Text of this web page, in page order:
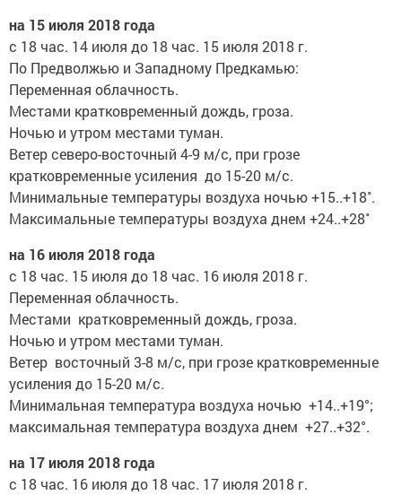
на 15 июля 2018 года
с 18 час. 14 июля до 18 час. 15 июля 2018 г.
По Предволжью и Западному Предкамью:
Переменная облачность.
Местами кратковременный дождь, гроза.
Ночью и утром местами туман.
Ветер северо-восточный 4-9 м/с, при грозе
кратковременные усиления до 15-20 м/с.
Минимальные температуры воздуха ночью +15..+18˚.
Максимальные температуры воздуха днем +24..+28˚
на 16 июля 2018 года
с 18 час. 15 июля до 18 час. 16 июля 2018 г.
Переменная облачность.
Местами кратковременный дождь, гроза.
Ночью и утром местами туман.
Ветер восточный 3-8 м/с, при грозе кратковременные
усиления до 15-20 м/с.
Минимальная температура воздуха ночью +14..+19°;
максимальная температура воздуха днем +27..+32°.
на 17 июля 2018 года
с 18 час. 16 июля до 18 час. 17 июля 2018 г.